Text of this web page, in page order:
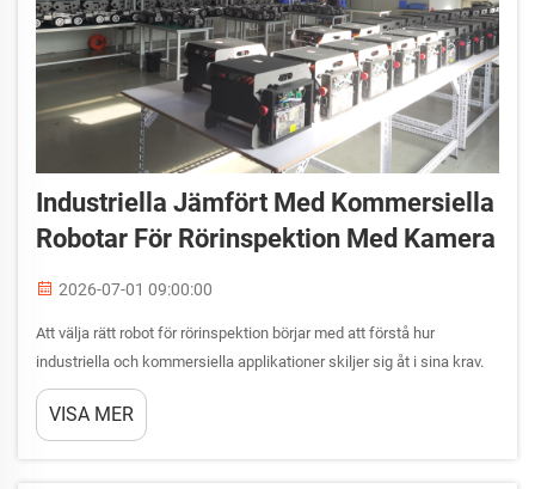
Industriella Jämfört Med Kommersiella
Robotar För Rörinspektion Med Kamera
2026-07-01 09:00:00
Att välja rätt robot för rörinspektion börjar med att förstå hur
industriella och kommersiella applikationer skiljer sig åt i sina krav.
En robot för rörinspektion som är utformad för ett kommunalt
avloppsnät ställs inför helt olika krav när det gäller tryck, rör...
VISA MER